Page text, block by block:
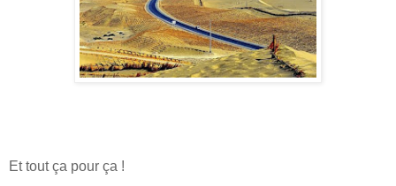
Et tout ça pour ça !